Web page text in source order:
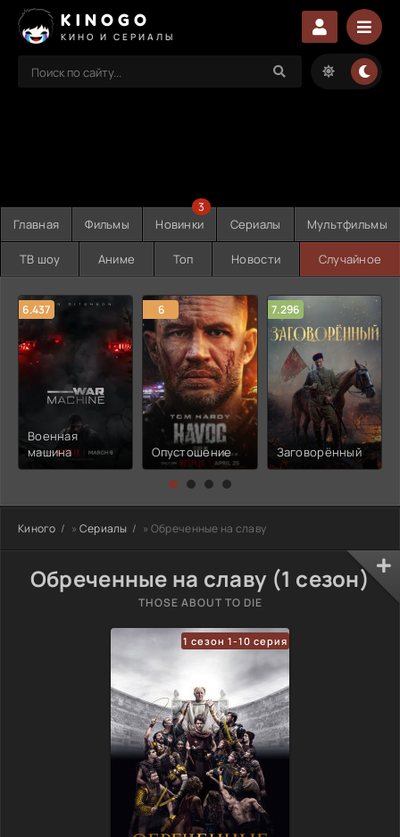
KINOGO
КИНО И СЕРИАЛЫ
Главная Фильмы Новинки
3
Сериалы Мультфильмы
ТВ шоу Аниме Топ Новости Случайное
6.437
Военная
машина
6
Опустошение
7.296
Заговорённый
Киного » Сериалы » Обреченные на славу
Обреченные на славу (1 сезон)
THOSE ABOUT TO DIE
1 сезон 1-10 серия